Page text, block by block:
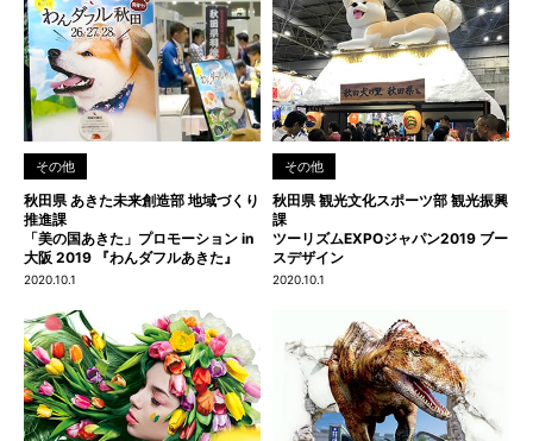
その他
秋田県 あきた未来創造部 地域づくり
推進課
「美の国あきた」プロモーション in
大阪 2019 『わんダフルあきた』
2020.10.1
その他
秋田県 観光文化スポーツ部 観光振興
課
ツーリズムEXPOジャパン2019 ブー
スデザイン
2020.10.1